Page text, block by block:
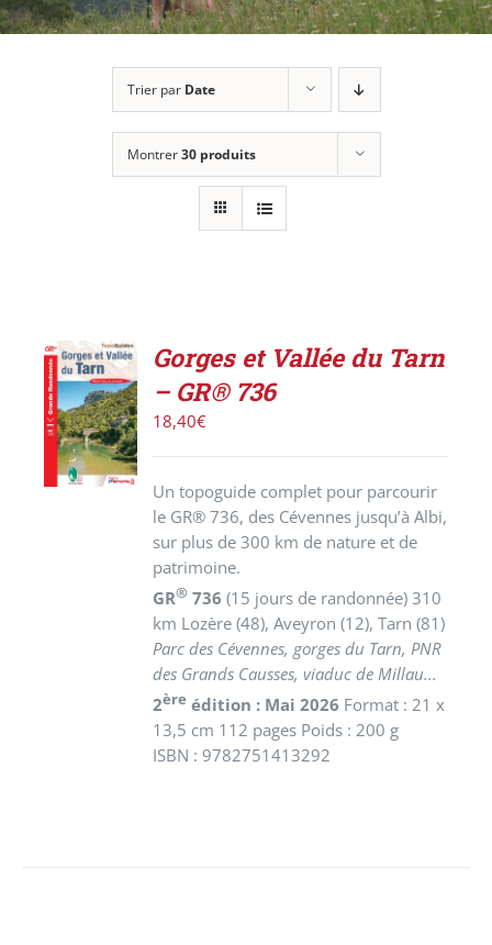
Trier par Date
Montrer30 produits
AJOUTER
AU
PANIER
/
DÉTAILS
Gorges et Vallée du Tarn
– GR® 736
18,40€
Un topoguide complet pour parcourir
le GR® 736, des Cévennes jusqu’à Albi,
sur plus de 300 km de nature et de
patrimoine.
GR® 736(15 jours de randonnée) 310
km Lozère (48), Aveyron (12), Tarn (81)
Parc des Cévennes, gorges du Tarn, PNR
des Grands Causses, viaduc de Millau...
2ère édition : Mai 2026 Format : 21 x
13,5 cm 112 pages Poids : 200 g
ISBN : 9782751413292